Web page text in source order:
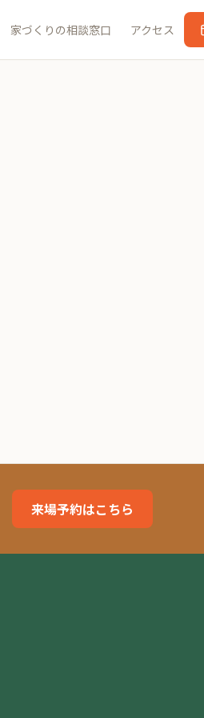
家づくりの相談窓口 アクセス
来場予約はこちら